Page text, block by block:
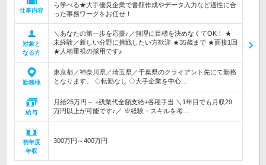
仕事内容
ら学べる★大手優良企業で書類作成やデータ入力など適性に合
った事務ワークをお任せ！
対象と
なる方
＼あなたの第一歩を応援♪／無理に目標を決めなくてOK！ ★
未経験／新しい分野に挑戦したい方歓迎 ★35歳まで ★面接1回
★人柄重視の採用です♪
勤務地
東京都／神奈川県／埼玉県／千葉県のクライアント先にて勤務
となります。 ◇転勤なし ◇大手企業を中心…
給与
月給25万円～ +残業代全額支給+各種手当 ＼1年目でも月収29
万円以上が可能です♪／ ※経験・スキルを考…
初年度
年収
300万円～400万円